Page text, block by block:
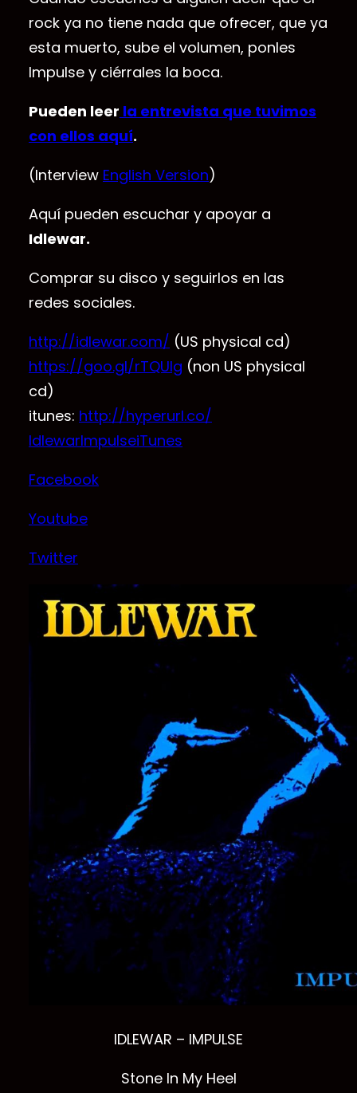
rock ya no tiene nada que ofrecer, que ya
esta muerto, sube el volumen, ponles
Impulse y ciérrales la boca.
Pueden leer la entrevista que tuvimos
con ellos aquí.
(Interview English Version)
Aquí pueden escuchar y apoyar a
Idlewar.
Comprar su disco y seguirlos en las
redes sociales.
http://idlewar.com/ (US physical cd)
https://goo.gl/rTQUIg (non US physical
cd)
itunes: http://hyperurl.co/
IdlewarImpulseiTunes
Facebook
Youtube
Twitter
IDLEWAR – IMPULSE
Stone In My Heel